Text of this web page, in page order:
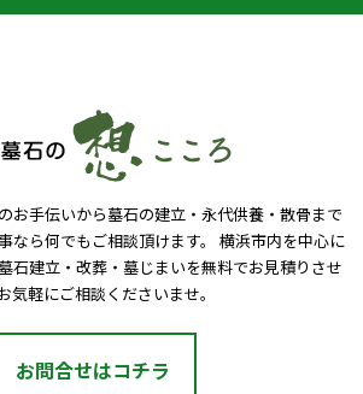
お手伝いから墓石の建立・永代供養・散骨まで
なら何でもご相談頂けます。 横浜市内を中心に
石建立・改葬・墓じまいを無料でお見積りさせ
気軽にご相談くださいませ。
お問合せはコチラ